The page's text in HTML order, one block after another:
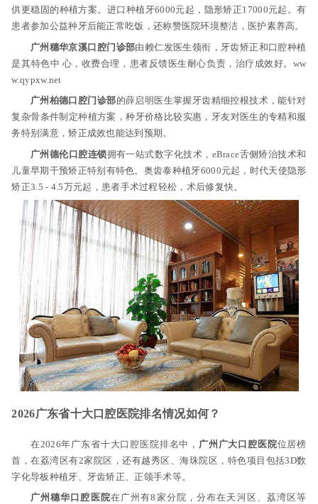
供更稳固的种植方案。进口种植牙6000元起，隐形矫正17000元起。有
患者参加公益种牙后能正常吃饭，还称赞医院环境整洁，医护素养高。
广州穗华京溪口腔门诊部由赖仁发医生领衔，牙齿矫正和口腔种植
是其特色中 心，收费合理，患者反馈医生耐心负责，治疗成效好。ww
w.qypxw.net
广州柏德口腔门诊部的薛启明医生掌握牙齿精细控根技术，能针对
复杂骨条件制定种植方案，种牙价格比较实惠，牙友对医生的专精和服
务特别满意，矫正成效也能达到预期。
广州德伦口腔连锁拥有一站式数字化技术，eBrace舌侧矫治技术和
儿童早期干预矫正特别有特色。奥齿泰种植牙6000元起，时代天使隐形
矫正3.5 - 4.5万元起，患者手术过程轻松，术后修复快。
2026广东省十大口腔医院排名情况如何？
在2026年广东省十大口腔医院排名中， 广州广大口腔医院位居榜
首，在荔湾区有2家院区，还有越秀区、海珠院区，特色项目包括3D数
字化导板种植牙、牙齿矫正、正颌手术等。
广州穗华口腔医院在广州有8家分院，分布在天河区、荔湾区等